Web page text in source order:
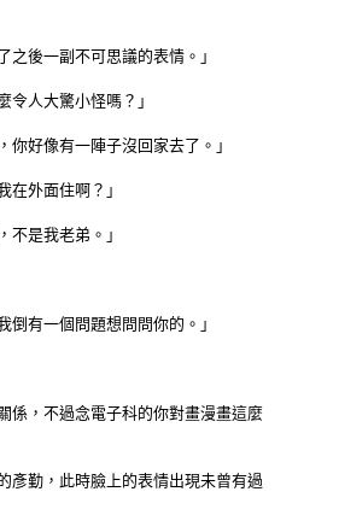
之後一副不可思議的表情。」
令人大驚小怪嗎？」
你好像有一陣子沒回家去了。」
在外面住啊？」
不是我老弟。」
倒有一個問題想問問你的。」
係，不過念電子科的你對畫漫畫這麼
彥勤，此時臉上的表情出現未曾有過